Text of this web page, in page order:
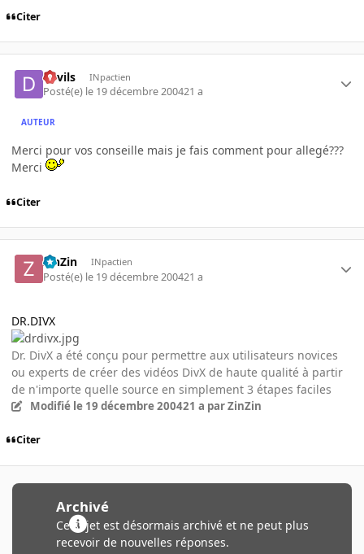
Citer
devils INpactien
Posté(e) le 19 décembre 200421 a
AUTEUR
Merci pour vos conseille mais je fais comment pour allegé???
Merci
Citer
ZinZin INpactien
Posté(e) le 19 décembre 200421 a
DR.DIVX
Dr. DivX a été conçu pour permettre aux utilisateurs novices
ou experts de créer des vidéos DivX de haute qualité à partir
de n'importe quelle source en simplement 3 étapes faciles
Modifié le 19 décembre 200421 a par ZinZin
Citer
Archivé
Ce sujet est désormais archivé et ne peut plus
recevoir de nouvelles réponses.